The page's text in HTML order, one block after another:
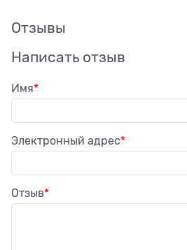
Отзывы
Написать отзыв
Имя
Электронный адрес
Отзыв